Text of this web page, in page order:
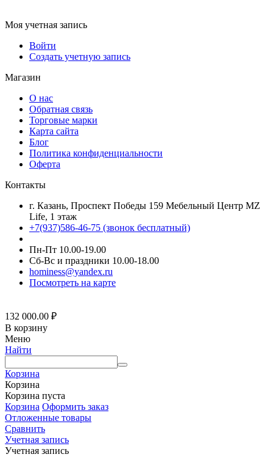
Моя учетная запись
Войти
Создать учетную запись
Магазин
О нас
Обратная связь
Торговые марки
Карта сайта
Блог
Политика конфиденциальности
Оферта
Контакты
г. Казань, Проспект Победы 159 Мебельный Центр MZ
Life, 1 этаж
+7(937)586-46-75 (звонок бесплатный)
Пн-Пт 10.00-19.00
Сб-Вс и праздники 10.00-18.00
hominess@yandex.ru
Посмотреть на карте
132 000.00 ₽
В корзину
Меню
Найти
Корзина
Корзина
Корзина пуста
Корзина Оформить заказ
Отложенные товары
Сравнить
Учетная запись
Учетная запись